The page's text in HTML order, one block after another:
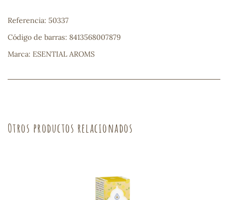
Referencia: 50337
Código de barras: 8413568007879
Marca: ESENTIAL AROMS
Otros productos relacionados